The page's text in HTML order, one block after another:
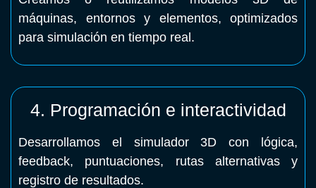
máquinas, entornos y elementos, optimizados
para simulación en tiempo real.
4. Programación e interactividad
Desarrollamos el simulador 3D con lógica,
feedback, puntuaciones, rutas alternativas y
registro de resultados.